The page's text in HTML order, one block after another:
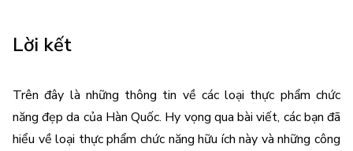
Lời kết
Trên đây là những thông tin về các loại thực phẩm chức
năng đẹp da của Hàn Quốc. Hy vọng qua bài viết, các bạn đã
hiểu về loại thực phẩm chức năng hữu ích này và những công